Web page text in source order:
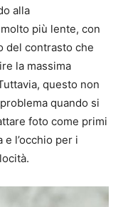
alla
più lente, con
del contrasto che
la massima
questo non
quando si
foto come primi
l’occhio per i